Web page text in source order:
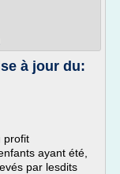
à jour du:
profit
ayant été,
par lesdits